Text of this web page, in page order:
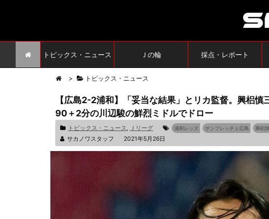
トピックス・ニュース Ｊの輪 採点・レポート
> トピックス・ニュース
【広島2-2浦和】「妥当な結果」とリカ監督。興梠
90＋2分の川辺駿の鮮烈ミドルでドロー
トピックス・ニュース, Ｊリーグ 浦和レッズ サンフレッチェ広島 興梠
サカノワスタッフ 2021年5月26日